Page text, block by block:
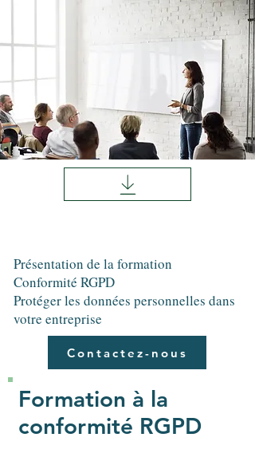
Présentation de la formation
Conformité RGPD
Protéger les données personnelles dans
votre entreprise
Contactez-nous
Formation à la
conformité RGPD